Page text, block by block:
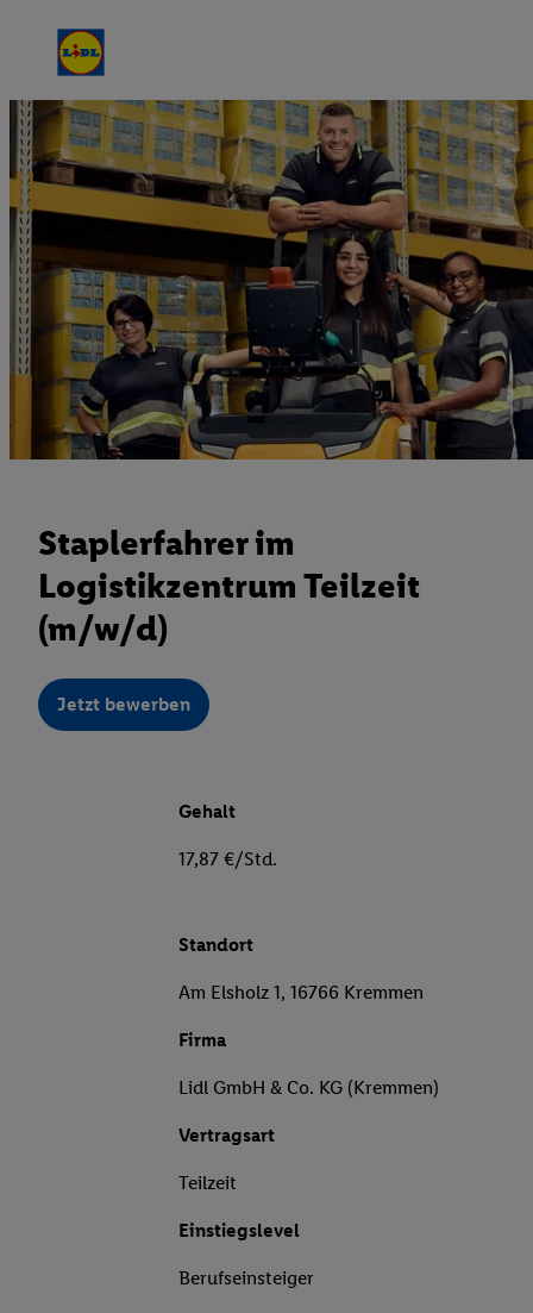
Staplerfahrer im
Logistikzentrum Teilzeit
(m/w/d)
Jetzt bewerben
Gehalt
17,87 €/Std.
Standort
Am Elsholz 1, 16766 Kremmen
Firma
Lidl GmbH & Co. KG (Kremmen)
Vertragsart
Teilzeit
Einstiegslevel
Berufseinsteiger